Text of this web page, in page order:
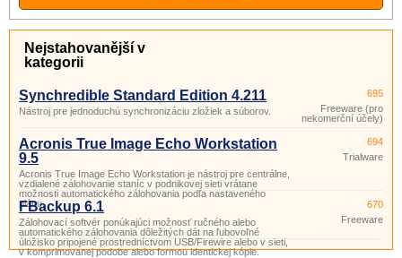
Nejstahovanější v
kategorii
Synchredible Standard Edition 4.211
Nástroj pre jednoduchú synchronizáciu zložiek a súborov.
695
Freeware (pro
nekomerční účely)
Acronis True Image Echo Workstation
9.5
Acronis True Image Echo Workstation je nástroj pre centrálne,
vzdialené zálohovanie staníc v podnikovej sieti vrátane
možnosti automatického zálohovania podľa nastaveného
plánu.
694
Trialware
FBackup 6.1
Zálohovací softvér ponúkajúci možnosť ručného alebo
automatického zálohovania dôležitých dát na ľubovoľné
úložisko pripojené prostredníctvom USB/Firewire alebo v sieti,
v komprimovanej podobe alebo formou identickej kópie.
670
Freeware